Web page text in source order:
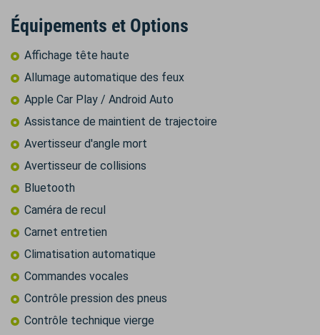
Équipements et Options
Affichage tête haute
Allumage automatique des feux
Apple Car Play / Android Auto
Assistance de maintient de trajectoire
Avertisseur d'angle mort
Avertisseur de collisions
Bluetooth
Caméra de recul
Carnet entretien
Climatisation automatique
Commandes vocales
Contrôle pression des pneus
Contrôle technique vierge